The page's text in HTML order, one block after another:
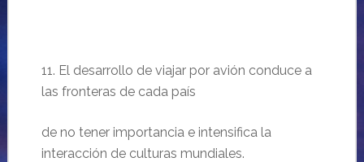
11. El desarrollo de viajar por avión conduce a
las fronteras de cada país
de no tener importancia e intensifica la
interacción de culturas mundiales.